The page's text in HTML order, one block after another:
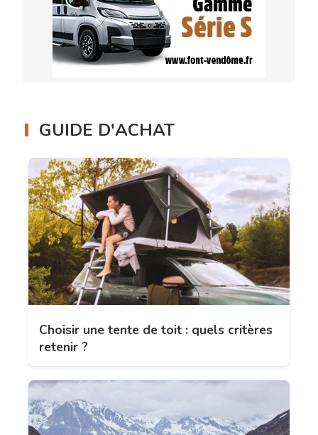
GUIDE D'ACHAT
Choisir une tente de toit : quels critères
retenir ?